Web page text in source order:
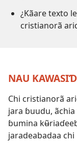
¿Kãare texto
cristianorã
NAU
Chi cristianorã
jara ɓuudu,
ɓumina
jaradeabadaa